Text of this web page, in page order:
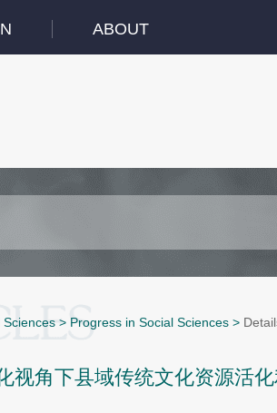
ABOUT
Sciences > Progress in Social Sciences >
视角下县域传统文化资源活